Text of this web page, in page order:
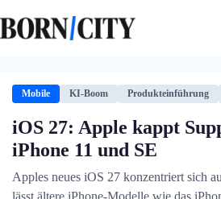
Inhalt
springen
Mobile KI-Boom Produkteinführung
iOS 27: Apple kappt
iPhone 11 und SE
Apples neues iOS 27 konzentriert sich
lässt ältere iPhone-Modelle wie das